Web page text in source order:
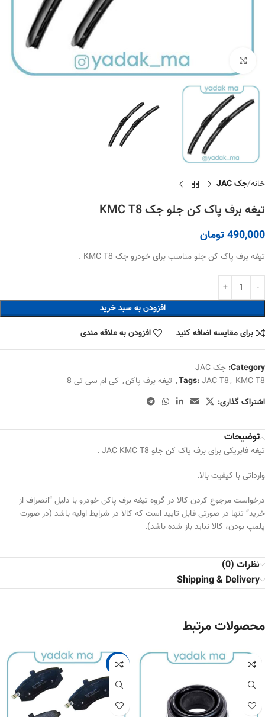
برای بزرگنمایی کلیک کنید
خانه جک JAC
تیغه برف پاک کن جلو جک KMC T8
490,000تومان
تیغه برف پاک کن جلو مناسب برای خودرو جک KMC T8 .
افزودن به سبد خرید
برای مقایسه اضافه کنید
افزودن به علاقه مندی
Category: جک JAC
Tags:JAC T8, KMC T8
, تیغه برف پاکن, کی ام سی تی 8
اشتراک گذاری:
توضیحات
تیغه فابریکی برای برف پاک کن جلو JAC KMC T8 .
وارداتی با کیفیت بالا.
درخواست مرجوع کردن کالا در گروه تیغه برف پاکن خودرو با دلیل “انصراف از
خرید” تنها در صورتی قابل تایید است که کالا در شرایط اولیه باشد (در صورت
پلمپ بودن، کالا نباید باز شده باشد).
نظرات (0)
Shipping & Delivery
محصولات مرتبط
-13%